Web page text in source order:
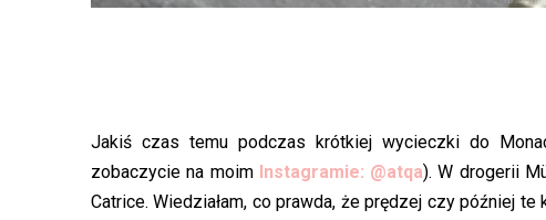
Jakiś czas temu podczas krótkiej wycieczki do
zobaczycie na moim Instagramie: @atqa). W drogerii
Catrice. Wiedziałam, co prawda, że prędzej czy później